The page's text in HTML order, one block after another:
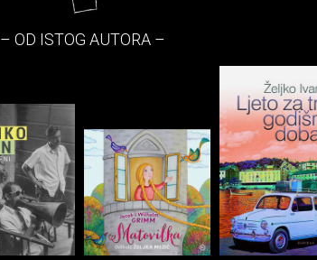
– OD ISTOG AUTORA –